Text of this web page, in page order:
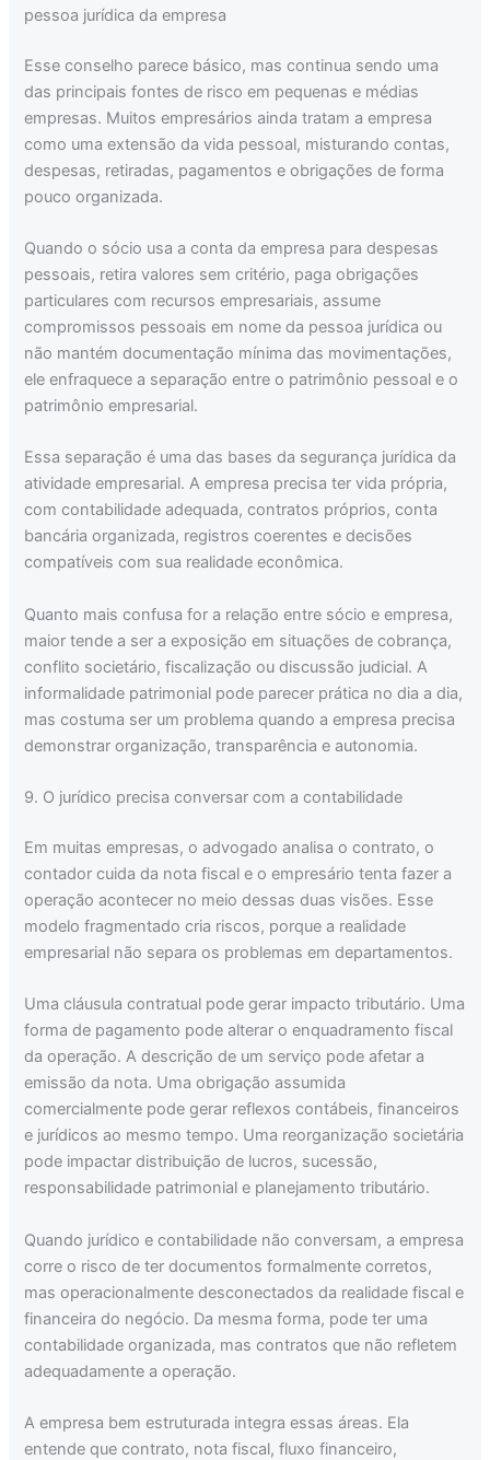
pessoa jurídica da empresa
Esse conselho parece básico, mas continua sendo uma
das principais fontes de risco em pequenas e médias
empresas. Muitos empresários ainda tratam a empresa
como uma extensão da vida pessoal, misturando contas,
despesas, retiradas, pagamentos e obrigações de forma
pouco organizada.
Quando o sócio usa a conta da empresa para despesas
pessoais, retira valores sem critério, paga obrigações
particulares com recursos empresariais, assume
compromissos pessoais em nome da pessoa jurídica ou
não mantém documentação mínima das movimentações,
ele enfraquece a separação entre o patrimônio pessoal e o
patrimônio empresarial.
Essa separação é uma das bases da segurança jurídica da
atividade empresarial. A empresa precisa ter vida própria,
com contabilidade adequada, contratos próprios, conta
bancária organizada, registros coerentes e decisões
compatíveis com sua realidade econômica.
Quanto mais confusa for a relação entre sócio e empresa,
maior tende a ser a exposição em situações de cobrança,
conflito societário, fiscalização ou discussão judicial. A
informalidade patrimonial pode parecer prática no dia a dia,
mas costuma ser um problema quando a empresa precisa
demonstrar organização, transparência e autonomia.
9. O jurídico precisa conversar com a contabilidade
Em muitas empresas, o advogado analisa o contrato, o
contador cuida da nota fiscal e o empresário tenta fazer a
operação acontecer no meio dessas duas visões. Esse
modelo fragmentado cria riscos, porque a realidade
empresarial não separa os problemas em departamentos.
Uma cláusula contratual pode gerar impacto tributário. Uma
forma de pagamento pode alterar o enquadramento fiscal
da operação. A descrição de um serviço pode afetar a
emissão da nota. Uma obrigação assumida
comercialmente pode gerar reflexos contábeis, financeiros
e jurídicos ao mesmo tempo. Uma reorganização societária
pode impactar distribuição de lucros, sucessão,
responsabilidade patrimonial e planejamento tributário.
Quando jurídico e contabilidade não conversam, a empresa
corre o risco de ter documentos formalmente corretos,
mas operacionalmente desconectados da realidade fiscal e
financeira do negócio. Da mesma forma, pode ter uma
contabilidade organizada, mas contratos que não refletem
adequadamente a operação.
A empresa bem estruturada integra essas áreas. Ela
entende que contrato, nota fiscal, fluxo financeiro,